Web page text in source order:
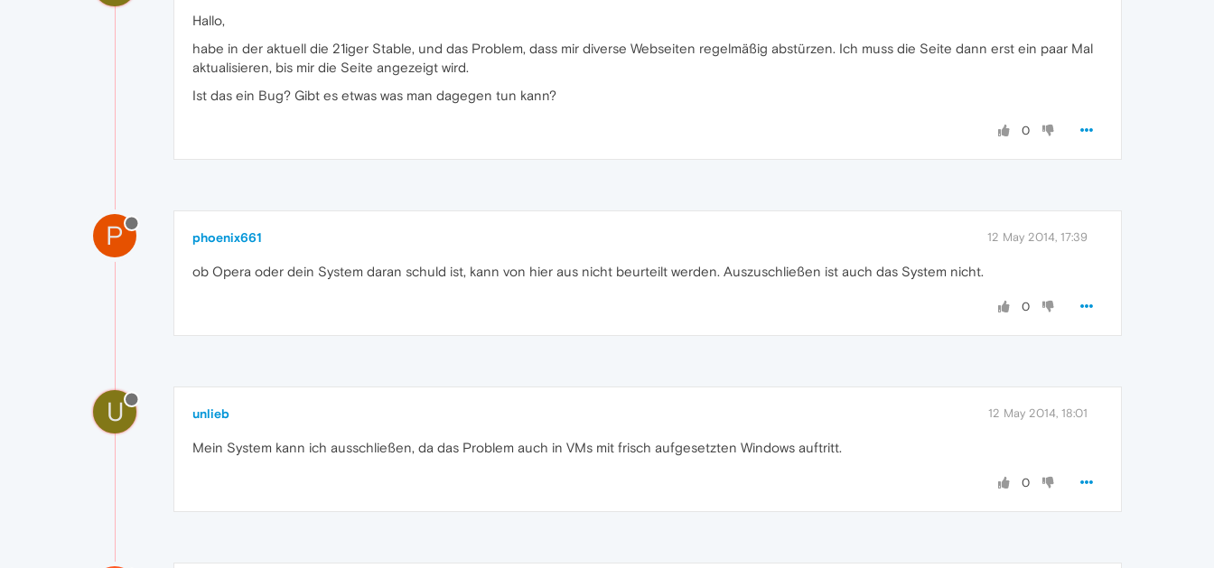
Hallo,
habe in der aktuell die 21iger Stable, und das Problem, dass mir diverse Webseiten regelmäßig abstürzen. Ich muss die Seite dann erst ein paar Mal
aktualisieren, bis mir die Seite angezeigt wird.
Ist das ein Bug? Gibt es etwas was man dagegen tun kann?
0
P phoenix661 12 May 2014, 17:39
ob Opera oder dein System daran schuld ist, kann von hier aus nicht beurteilt werden. Auszuschließen ist auch das System nicht.
0
U unlieb 12 May 2014, 18:01
Mein System kann ich ausschließen, da das Problem auch in VMs mit frisch aufgesetzten Windows auftritt.
0